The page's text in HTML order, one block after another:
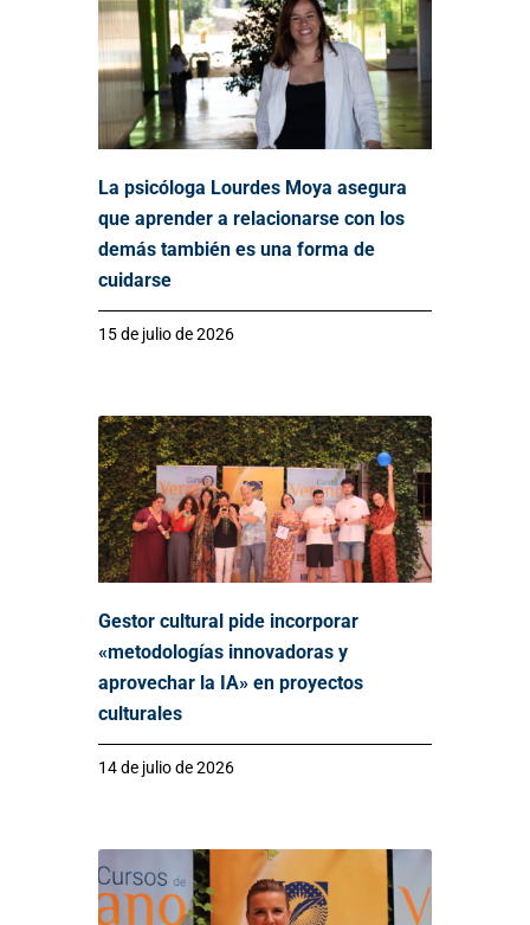
La psicóloga Lourdes Moya asegura
que aprender a relacionarse con los
demás también es una forma de
cuidarse
15 de julio de 2026
Gestor cultural pide incorporar
«metodologías innovadoras y
aprovechar la IA» en proyectos
culturales
14 de julio de 2026